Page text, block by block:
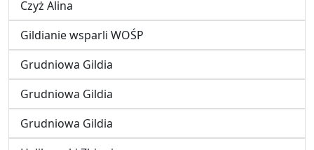
Czyż Alina
Gildianie wsparli WOŚP
Grudniowa Gildia
Grudniowa Gildia
Grudniowa Gildia